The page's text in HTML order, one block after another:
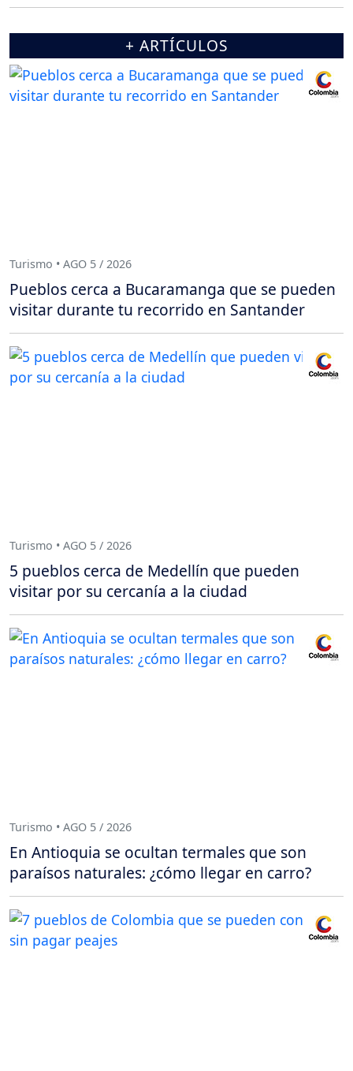
+ ARTÍCULOS
Turismo • AGO 5 / 2026
Pueblos cerca a Bucaramanga que se pueden
visitar durante tu recorrido en Santander
Turismo • AGO 5 / 2026
5 pueblos cerca de Medellín que pueden
visitar por su cercanía a la ciudad
Turismo • AGO 5 / 2026
En Antioquia se ocultan termales que son
paraísos naturales: ¿cómo llegar en carro?